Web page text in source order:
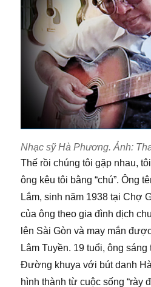
Nhạc sỹ Hà Phương. Ảnh:
Thế rồi chúng tôi gặp nhau,
ông kêu tôi bằng “chú”. Ông
Lắm, sinh năm 1938 tại Chợ
của ông theo gia đình dịch
lên Sài Gòn và may mắn
Lâm Tuyền. 19 tuổi, ông
Đường khuya với bút danh
hình thành từ cuộc sống “rày